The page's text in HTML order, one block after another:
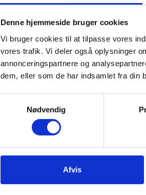
Denne hjemmeside bruger cookies
Vi bruger cookies til at tilpasse vores
vores trafik. Vi deler også oplysninger
annonceringspartnere og
dem, eller som de har indsamlet fra din
Nødvendig
Afvis